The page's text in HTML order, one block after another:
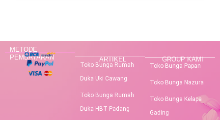
METODE
PEMBAYARAN
ARTIKEL
Toko Bunga Rumah
Duka Uki Cawang
Toko Bunga Rumah
Duka HBT Padang
GROUP KAMI
Toko Bunga Papan
Toko Bunga Nazura
Toko Bunga Kelapa
Gading